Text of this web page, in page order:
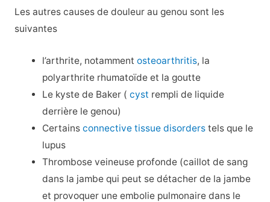
Les autres causes de douleur au genou sont les
suivantes
l’arthrite, notammentosteoarthritis, la
polyarthrite rhumatoïde et la goutte
Le kyste de Baker (cyst rempli de liquide
derrière le genou)
Certainsconnective tissue disorders tels que le
lupus
Thrombose veineuse profonde (caillot de sang
dans la jambe qui peut se détacher de la jambe
et provoquer une embolie pulmonaire dans le